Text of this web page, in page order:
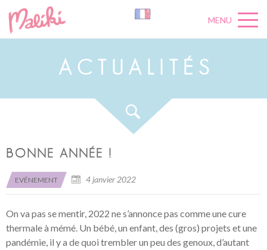
MENU
A C U A L É S
BONNE ANNÉE !
EVÉNEMENT 4 janvier 2022
On va pas se mentir, 2022 ne s’annonce pas comme une cure
thermale à mémé. Un bébé, un enfant, des (gros) projets et une
pandémie, il y a de quoi trembler un peu des genoux, d’autant